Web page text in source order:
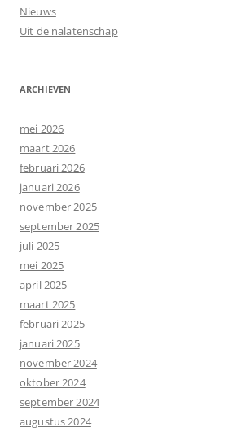
Nieuws
Uit de nalatenschap
ARCHIEVEN
mei 2026
maart 2026
februari 2026
januari 2026
november 2025
september 2025
juli 2025
mei 2025
april 2025
maart 2025
februari 2025
januari 2025
november 2024
oktober 2024
september 2024
augustus 2024